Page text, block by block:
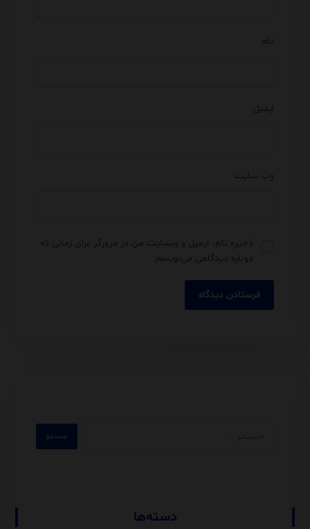
نام
ایمیل
وب‌ سایت
ذخیره نام، ایمیل و وبسایت من در مرورگر برای زمانی که
دوباره دیدگاهی می‌نویسم.
دسته‌ها